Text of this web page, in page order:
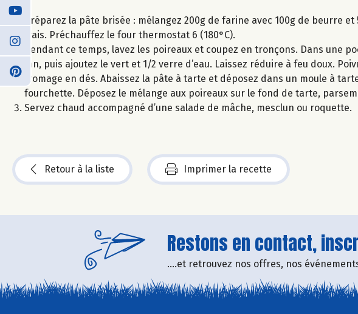
Préparez la pâte brisée : mélangez 200g de farine avec 100g de beurre
frais. Préchauffez le four thermostat 6 (180°C).
Pendant ce temps, lavez les poireaux et coupez en tronçons. Dans une
mn, puis ajoutez le vert et 1/2 verre d’eau. Laissez réduire à feu doux.
fromage en dés. Abaissez la pâte à tarte et déposez dans un moule à
fourchette. Déposez le mélange aux poireaux sur le fond de tarte,
Servez chaud accompagné d’une salade de mâche, mesclun ou roquette.
Retour à la liste Imprimer la recette
Restons en contact,
....et retrouvez nos offres, nos